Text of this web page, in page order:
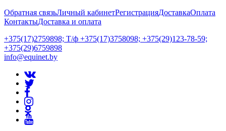
Обратная связьЛичный кабинетРегистрацияДоставкаОплата
КонтактыДоставка и оплата
+375(17)2759898; Т/ф +375(17)3758098; +375(29)123-78-59;
+375(29)6759898
info@equinet.by